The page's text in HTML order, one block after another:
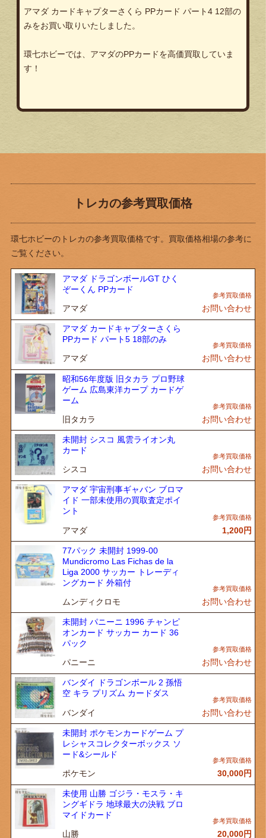
アマダ カードキャプターさくら PPカード パート4 12部の
みをお買い取りいたしました。
環七ホビーでは、アマダのPPカードを高価買取していま
す！
トレカの参考買取価格
環七ホビーのトレカの参考買取価格です。買取価格相場の参考に
ご覧ください。
アマダ ドラゴンボールGT ひく
ぞーくん PPカード
アマダ お問い合わせ
アマダ カードキャプターさくら
PPカード パート5 18部のみ
アマダ お問い合わせ
昭和56年度版 旧タカラ プロ野球
ゲーム 広島東洋カープ カードゲ
ーム
旧タカラ お問い合わせ
未開封 シスコ 風雲ライオン丸
カード
シスコ お問い合わせ
アマダ 宇宙刑事ギャバン ブロマ
イド 一部未使用の買取査定ポイ
ント
アマダ 1,200円
77パック 未開封 1999-00
Mundicromo Las Fichas de la
Liga 2000 サッカー トレーディ
ングカード 外箱付
ムンディクロモ お問い合わせ
未開封 パニーニ 1996 チャンピ
オンカード サッカー カード 36
パック
パニーニ お問い合わせ
バンダイ ドラゴンボール 2 孫悟
空 キラ プリズム カードダス
バンダイ お問い合わせ
未開封 ポケモンカードゲーム プ
レシャスコレクターボックス ソ
ード&シールド
ポケモン 30,000円
未使用 山勝 ゴジラ・モスラ・キ
ングギドラ 地球最大の決戦 ブロ
マイドカード
山勝 20,000円